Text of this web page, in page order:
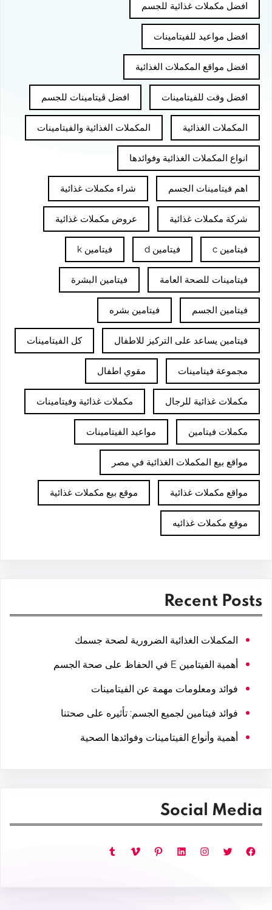
افضل مكملات غذائية للجسم
افضل مواعيد للفيتامينات
افضل مواقع المكملات الغذائية
افضل وقت للفيتامينات افضل ڤيتامينات للجسم
المكملات الغذائية المكملات الغذائية والفيتامينات
انواع المكملات الغذائية وفوائدها
اهم فيتامينات الجسم شراء مكملات غذائية
شركة مكملات غذائية عروض مكملات غذائية
فيتامين c فيتامين d فيتامين k
فيتامينات للصحة العامة فيتامين البشرة
فيتامين الجسم فيتامين بشره
فيتامين يساعد على التركيز للاطفال كل الفيتامينات
مجموعة فيتامينات مقوي اطفال
مكملات غذائية للرجال مكملات غذائية وفيتامينات
مكملات فيتامين مواعيد الفيتامينات
مواقع بيع المكملات الغذائية في مصر
مواقع مكملات غذائية موقع بيع مكملات غذائية
موقع مكملات غذائيه
Recent Posts
المكملات الغذائية الضرورية لصحة جسمك
أهمية الفيتامين E في الحفاظ على صحة الجسم
فوائد ومعلومات مهمة عن الفيتامينات
فوائد فيتامين لجميع الجسم: تأثيره على صحتنا
أهمية وأنواع الفيتامينات وفوائدها الصحية
Social Media
فيسبوك تويتر إنستجرام لينكد إن بينتريست فيميو تمبلر